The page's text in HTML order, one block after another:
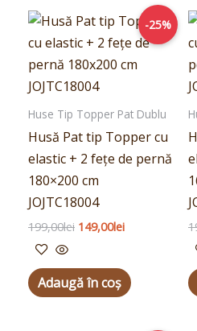
-25%
Huse Tip Topper Pat Dublu
Husă Pat tip Topper cu
elastic + 2 fețe de pernă
180×200 cm
JOJTC18004
199,00lei
Prețul
inițial
a
fost:
199,00lei.
149,00lei
Prețul
curent
este:
149,00lei.
Adaugă în coș